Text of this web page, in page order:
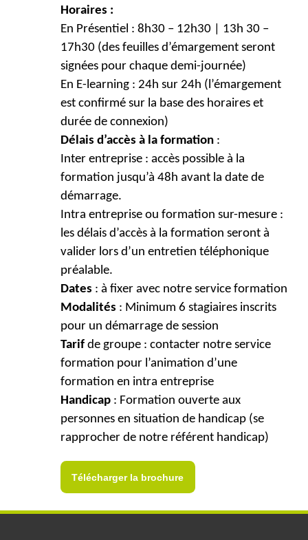
Horaires :
En Présentiel : 8h30 – 12h30 | 13h 30 –
17h30 (des feuilles d’émargement seront
signées pour chaque demi-journée)
En E-learning : 24h sur 24h (l’émargement
est confirmé sur la base des horaires et
durée de connexion)
Délais d’accès à la formation :
Inter entreprise : accès possible à la
formation jusqu’à 48h avant la date de
démarrage.
Intra entreprise ou formation sur-mesure :
les délais d’accès à la formation seront à
valider lors d’un entretien téléphonique
préalable.
Dates : à fixer avec notre service formation
Modalités : Minimum 6 stagiaires inscrits
pour un démarrage de session
Tarifde groupe : contacter notre service
formation pour l’animation d’une
formation en intra entreprise
Handicap: Formation ouverte aux
personnes en situation de handicap (se
rapprocher de notre référent handicap)
Télécharger la brochure